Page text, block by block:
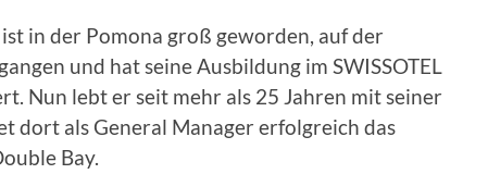
in der Pomona groß geworden, auf der
und hat seine Ausbildung im SWISSOTEL
Nun lebt er seit mehr als 25 Jahren mit seiner
dort als General Manager erfolgreich das
Bay.